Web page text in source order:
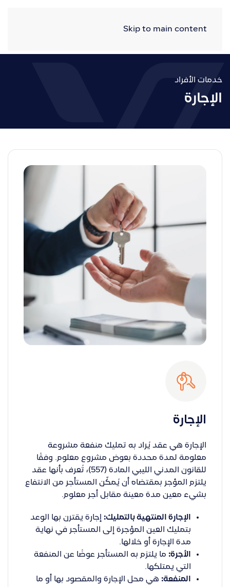
Skip to main content
خدمات الأفراد
الإجارة
الإجارة
الإجارة هي عقد يُراد به تمليك منفعة مشروعة
معلومة لمدة محددة بعوض مشروع معلوم. وفقًا
للقانون المدني الليبي المادة (557)، تُعرف بأنها عقد
يلتزم المؤجر بمقتضاه أن يُمكّن المستأجر من الانتفاع
بشيء معين مدة معينة مقابل أجر معلوم.
الإجارة المنتهية بالتمليك: إجارة يقترن بها الوعد
بتمليك العين المؤجرة إلى المستأجر في نهاية
مدة الإجارة أو خلالها.
الأجرة: ما يلتزم به المستأجر عوضًا عن المنفعة
التي يمتلكها.
المنفعة: هي محل الإجارة والمقصود بها أو ما